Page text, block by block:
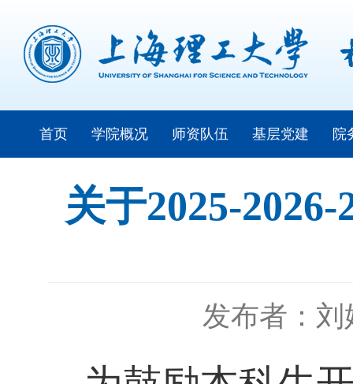
首页 学院概况 师资队伍 基层党建 院
关于2025-
发布者：刘